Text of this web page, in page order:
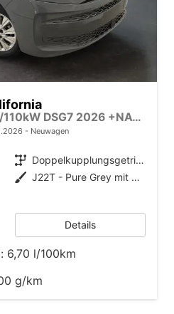
Ocean 2.0 TDI 150PS/110kW DSG7 2026 +NAVI DISCOVER PRO+FRONTSCHEIBE BEHEIZBAR+TOP & PARK PAKET+18" ALU+AHK+TRAVEL ASSIST+EL- HEBEDACH, BASALT GRAU+CAMPINGAUSBAU
Neuwagen
Getriebe
Doppelkupplungsgetriebe (DSG)
Außenfarbe
J22T - Pure Grey mit Dach in Schwarz
Details
6,70 l/100km
g/km